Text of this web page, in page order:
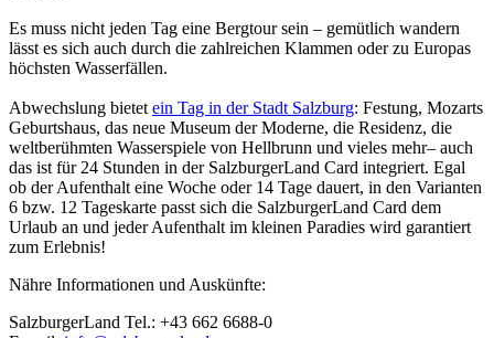
Es muss nicht jeden Tag eine Bergtour sein – gemütlich wandern
lässt es sich auch durch die zahlreichen Klammen oder zu Europas
höchsten Wasserfällen.
Abwechslung bietet ein Tag in der Stadt Salzburg: Festung, Mozarts
Geburtshaus, das neue Museum der Moderne, die Residenz, die
weltberühmten Wasserspiele von Hellbrunn und vieles mehr– auch
das ist für 24 Stunden in der SalzburgerLand Card integriert. Egal
ob der Aufenthalt eine Woche oder 14 Tage dauert, in den Varianten
6 bzw. 12 Tageskarte passt sich die SalzburgerLand Card dem
Urlaub an und jeder Aufenthalt im kleinen Paradies wird garantiert
zum Erlebnis!
Nähre Informationen und Auskünfte:
SalzburgerLand Tel.: +43 662 6688-0